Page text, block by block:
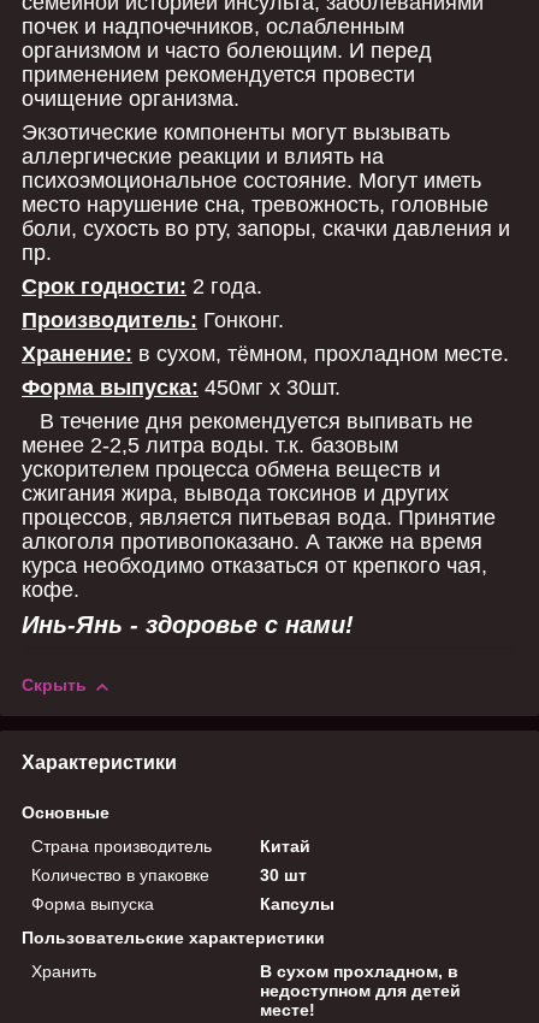
почек и надпочечников, ослабленным
организмом и часто болеющим. И перед
применением рекомендуется провести
очищение организма.
Экзотические компоненты могут вызывать
аллергические реакции и влиять на
психоэмоциональное состояние. Могут иметь
место нарушение сна, тревожность, головные
боли, сухость во рту, запоры, скачки давления и
пр.
Срок годности: 2 года.
Производитель: Гонконг.
Хранение: в сухом, тёмном, прохладном месте.
Форма выпуска: 450мг х 30шт.
В течение дня рекомендуется выпивать не
менее 2-2,5 литра воды. т.к. базовым
ускорителем процесса обмена веществ и
сжигания жира, вывода токсинов и других
процессов, является питьевая вода. Принятие
алкоголя противопоказано. А также на время
курса необходимо отказаться от крепкого чая,
кофе.
Инь-Янь - здоровье с нами!
Скрыть
Характеристики
Основные
Страна производитель
Китай
Количество в упаковке
30 шт
Форма выпуска
Капсулы
Пользовательские характеристики
Хранить
В сухом прохладном, в
недоступном для детей
месте!